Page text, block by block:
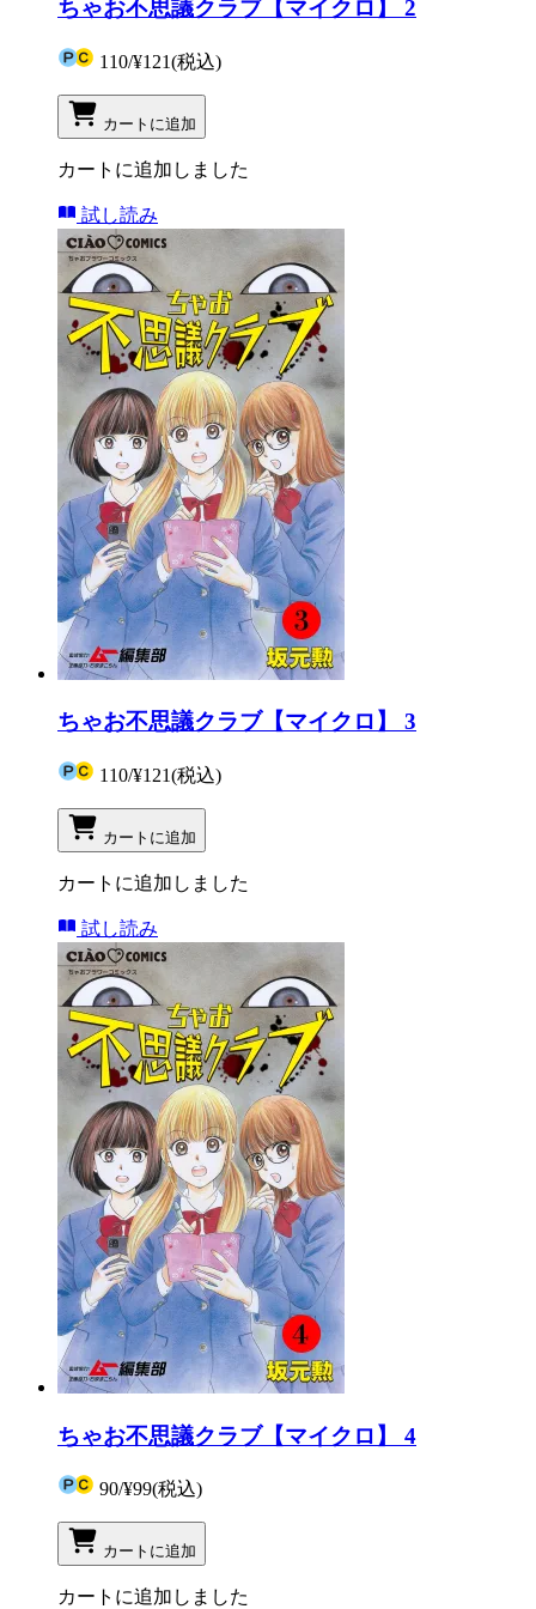
ちゃお不思議クラブ【マイクロ】 2
110/¥121(税込)
カートに追加
カートに追加しました
試し読み
ちゃお不思議クラブ【マイクロ】 3
110/¥121(税込)
カートに追加
カートに追加しました
試し読み
ちゃお不思議クラブ【マイクロ】 4
90/¥99(税込)
カートに追加
カートに追加しました